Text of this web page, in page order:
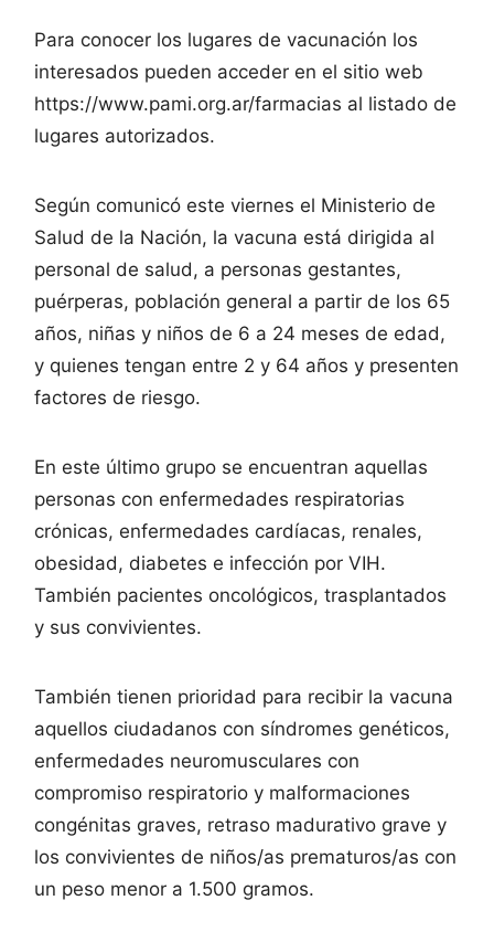
Para conocer los lugares de vacunación los
interesados pueden acceder en el sitio web
https://www.pami.org.ar/farmacias al listado de
lugares autorizados.
Según comunicó este viernes el Ministerio de
Salud de la Nación, la vacuna está dirigida al
personal de salud, a personas gestantes,
puérperas, población general a partir de los 65
años, niñas y niños de 6 a 24 meses de edad,
y quienes tengan entre 2 y 64 años y presenten
factores de riesgo.
En este último grupo se encuentran aquellas
personas con enfermedades respiratorias
crónicas, enfermedades cardíacas, renales,
obesidad, diabetes e infección por VIH.
También pacientes oncológicos, trasplantados
y sus convivientes.
También tienen prioridad para recibir la vacuna
aquellos ciudadanos con síndromes genéticos,
enfermedades neuromusculares con
compromiso respiratorio y malformaciones
congénitas graves, retraso madurativo grave y
los convivientes de niños/as prematuros/as con
un peso menor a 1.500 gramos.